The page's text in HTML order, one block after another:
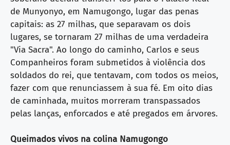
de Munyonyo, em Namugongo, lugar das penas
capitais: as 27 milhas, que separavam os dois
lugares, se tornaram 27 milhas de uma verdadeira
"Via Sacra". Ao longo do caminho, Carlos e seus
Companheiros foram submetidos à violência dos
soldados do rei, que tentavam, com todos os meios,
fazer com que renunciassem à sua fé. Em oito dias
de caminhada, muitos morreram transpassados
pelas lanças, enforcados e até pregados em árvores.
Queimados vivos na colina Namugongo